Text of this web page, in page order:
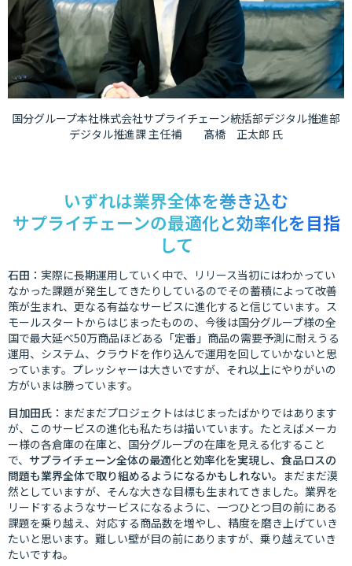
国分グループ本社株式会社サプライチェーン統括部デジタル推進部
デジタル推進課 主任補 髙橋 正太郎 氏
いずれは業界全体を巻き込む
サプライチェーンの最適化と効率化を目指
して
石田： 実際に長期運用していく中で、リリース当初にはわかってい
なかった課題が発生してきたりしているのでその蓄積によって改善
策が生まれ、更なる有益なサービスに進化すると信じています。ス
モールスタートからはじまったものの、今後は国分グループ様の全
国で最大延べ50万商品ほどある「定番」商品の需要予測に耐えうる
運用、システム、クラウドを作り込んで運用を回していかないと思
っています。プレッシャーは大きいですが、それ以上にやりがいの
方がいまは勝っています。
目加田氏： まだまだプロジェクトははじまったばかりではあります
が、このサービスの進化も私たちは描いています。たとえばメーカ
ー様の各倉庫の在庫と、国分グループの在庫を見える化すること
で、 サプライチェーン全体の最適化と効率化を実現し、食品ロスの
問題も業界全体で取り組めるようになるかもしれない。 まだまだ漠
然としていますが、そんな大きな目標も生まれてきました。業界を
リードするようなサービスになるように、一つひとつ目の前にある
課題を乗り越え、対応する商品数を増やし、精度を磨き上げていき
たいと思います。難しい壁が目の前にありますが、乗り越えていき
たいですね。